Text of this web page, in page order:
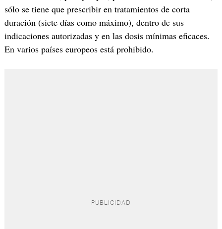
sólo se tiene que prescribir en tratamientos de corta
duración (siete días como máximo), dentro de sus
indicaciones autorizadas y en las dosis mínimas eficaces.
En varios países europeos está prohibido.